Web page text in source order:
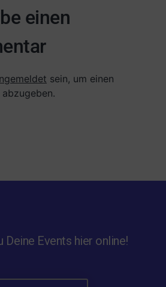
einen
sein, um einen
Deine Events hier online!